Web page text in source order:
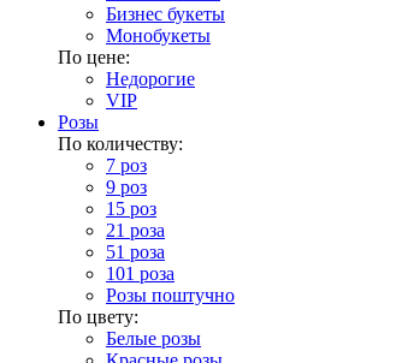
Бизнес букеты
Монобукеты
По цене:
Недорогие
VIP
Розы
По количеству:
7 роз
9 роз
15 роз
21 роза
51 роза
101 роза
Розы поштучно
По цвету:
Белые розы